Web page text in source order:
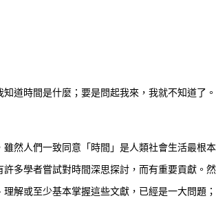
道時間是什麼；要是問起我來，我就不知道了
然人們一致同意「時間」是人類社會生活最根
多學者嘗試對時間深思探討，而有重要貢獻
解或至少基本掌握這些文獻，已經是一大問題